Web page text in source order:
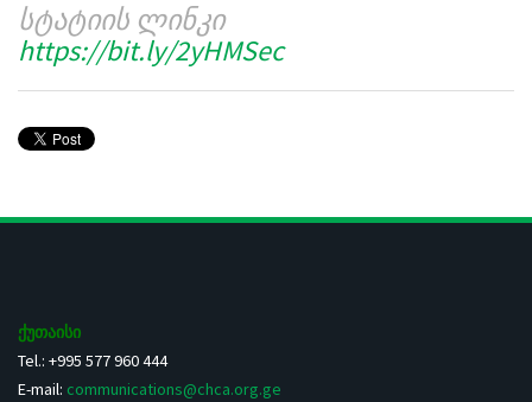
სტატიის ლინკი
https://bit.ly/2yHMSec
ქუთაისი
Tel.: +995 577 960 444
E-mail: communications@chca.org.ge